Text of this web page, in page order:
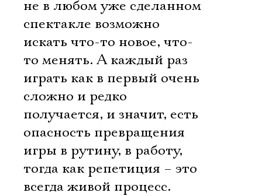
не в любом уже сделанном
спектакле возможно
искать что-то новое, что-
то менять. А каждый раз
играть как в первый очень
сложно и редко
получается, и значит, есть
опасность превращения
игры в рутину, в работу,
тогда как репетиция – это
всегда живой процесс.